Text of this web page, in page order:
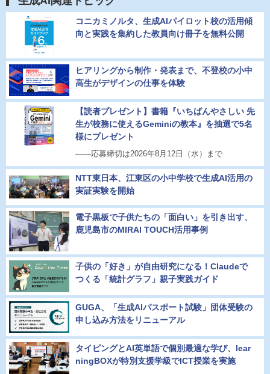
コニカミノルタ、生成AIパイロット校の活用傾
向と実践を集約した教員向け冊子を無料公開
ヒアリングから制作・発表まで、不登校の小中
高生がデザインの仕事を体験
【読者プレゼント】書籍『いちばんやさしい 先
生が校務に使えるGeminiの教本』を抽選で5名
様にプレゼント
――応募締切は2026年8月12日（水）まで
NTT東日本、江東区の小中学校で生成AI活用の
実証実験を開始
電子黒板で子供たちの「面白い」を引き出す、
鹿児島市のMIRAI TOUCH活用事例
子供の「好き」が自由研究になる！Claudeで
つくる「統計グラフ」親子実践ガイド
GUGA、「生成AIパスポート試験」団体受験の
申し込み方法をリニューアル
タイピングとAI英単語で個別最適な学び、lear
ningBOXが特別支援学級でICT授業を実施